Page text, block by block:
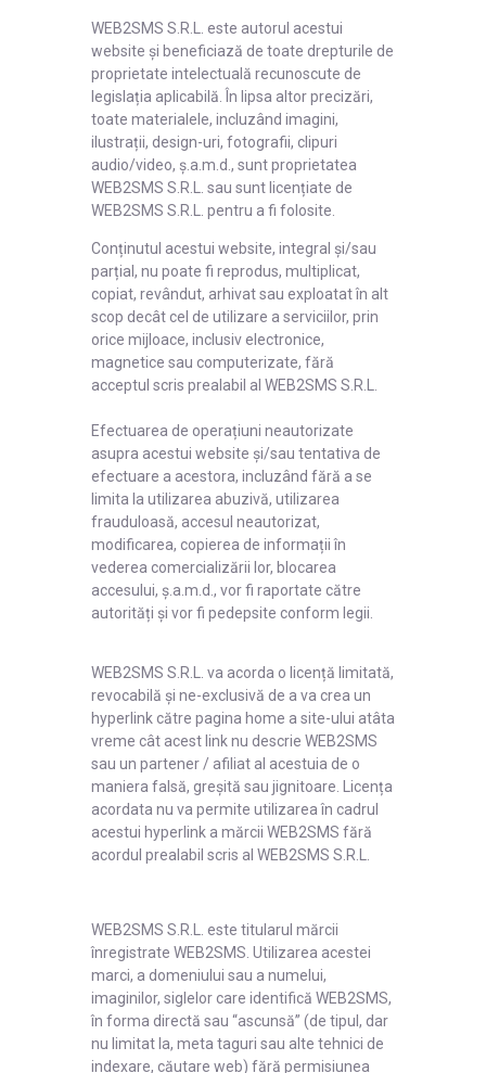
WEB2SMS S.R.L. este autorul acestui
website și beneficiază de toate drepturile de
proprietate intelectuală recunoscute de
legislația aplicabilă. În lipsa altor precizări,
toate materialele, incluzând imagini,
ilustrații, design-uri, fotografii, clipuri
audio/video, ș.a.m.d., sunt proprietatea
WEB2SMS S.R.L. sau sunt licențiate de
WEB2SMS S.R.L. pentru a fi folosite.
Conținutul acestui website, integral și/sau
parțial, nu poate fi reprodus, multiplicat,
copiat, revândut, arhivat sau exploatat în alt
scop decât cel de utilizare a serviciilor, prin
orice mijloace, inclusiv electronice,
magnetice sau computerizate, fără
acceptul scris prealabil al WEB2SMS S.R.L.
Efectuarea de operațiuni neautorizate
asupra acestui website și/sau tentativa de
efectuare a acestora, incluzând fără a se
limita la utilizarea abuzivă, utilizarea
frauduloasă, accesul neautorizat,
modificarea, copierea de informații în
vederea comercializării lor, blocarea
accesului, ș.a.m.d., vor fi raportate către
autorități și vor fi pedepsite conform legii.
WEB2SMS S.R.L. va acorda o licență limitată,
revocabilă și ne-exclusivă de a va crea un
hyperlink către pagina home a site-ului atâta
vreme cât acest link nu descrie WEB2SMS
sau un partener / afiliat al acestuia de o
maniera falsă, greșită sau jignitoare. Licența
acordata nu va permite utilizarea în cadrul
acestui hyperlink a mărcii WEB2SMS fără
acordul prealabil scris al WEB2SMS S.R.L.
WEB2SMS S.R.L. este titularul mărcii
înregistrate WEB2SMS. Utilizarea acestei
marci, a domeniului sau a numelui,
imaginilor, siglelor care identifică WEB2SMS,
în forma directă sau “ascunsă” (de tipul, dar
nu limitat la, meta taguri sau alte tehnici de
indexare, căutare web) fără permisiunea